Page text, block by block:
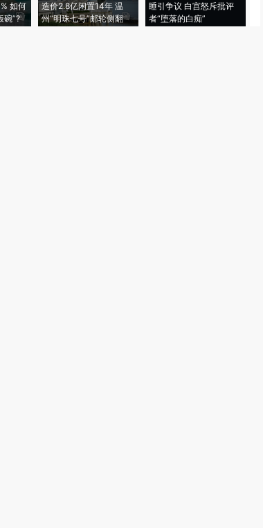
如何
碗”?
造价2.8亿闲置14年 温
州“明珠七号”邮轮侧翻
睡引争议 白宫怒斥批评
者“堕落的白痴”